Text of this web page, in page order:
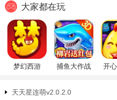
大家都在玩
梦幻西游 捕鱼大作战 开
天天星连萌v2.0.2.0